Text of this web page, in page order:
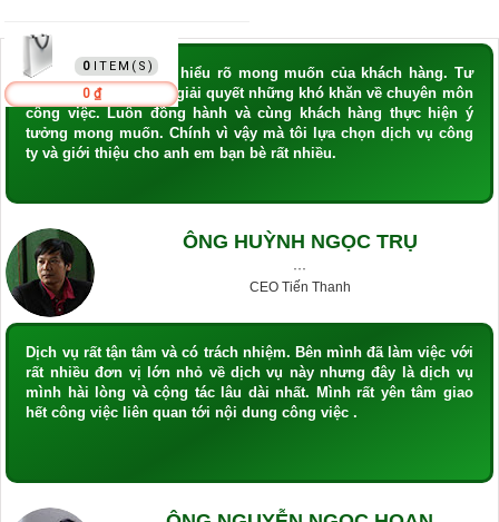
0
0 ₫
” Luôn lắng nghe và hiểu rõ mong muốn của khách hàng. Tư
vấn giúp khách hàng giải quyết những khó khăn về chuyên môn
công việc. Luôn đồng hành và cùng khách hàng thực hiện ý
tưởng mong muốn. Chính vì vậy mà tôi lựa chọn dịch vụ công
ty và giới thiệu cho anh em bạn bè rất nhiều.
ÔNG HUỲNH NGỌC TRỤ
···
CEO Tiến Thanh
Dịch vụ rất tận tâm và có trách nhiệm. Bên mình đã làm việc với
rất nhiều đơn vị lớn nhỏ về dịch vụ này nhưng đây là dịch vụ
mình hài lòng và cộng tác lâu dài nhất. Mình rất yên tâm giao
hết công việc liên quan tới nội dung công việc .